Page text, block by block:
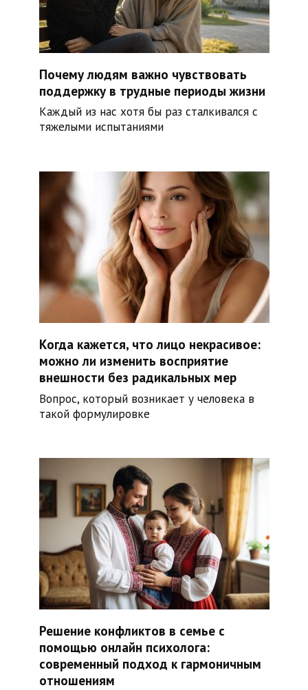
Почему людям важно чувствовать
поддержку в трудные периоды жизни
Каждый из нас хотя бы раз сталкивался с
тяжелыми испытаниями
Когда кажется, что лицо некрасивое:
можно ли изменить восприятие
внешности без радикальных мер
Вопрос, который возникает у человека в
такой формулировке
Решение конфликтов в семье с
помощью онлайн психолога:
современный подход к гармоничным
отношениям